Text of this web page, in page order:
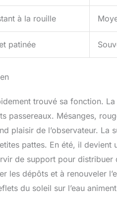
à la rouille
patinée
trouvé sa fonction.
Mésanges,
plaisir de l’observateur. La
pattes. En été, il devient
de support pour
les dépôts et à renouveler
du soleil sur l’eau